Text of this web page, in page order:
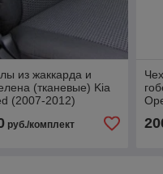
из жаккарда и
(тканевые) Kia
(2007-2012)
руб./комплект